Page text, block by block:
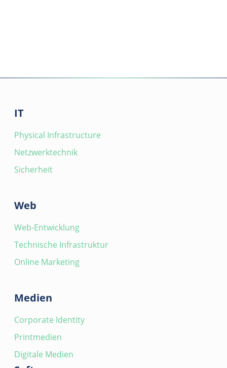
IT
Physical Infrastructure
Netzwerktechnik
Sicherheit
Web
Web-Entwicklung
Technische Infrastruktur
Online Marketing
Medien
Corporate Identity
Printmedien
Digitale Medien